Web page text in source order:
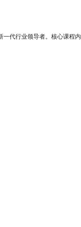
一代行业领导者。核心课程内